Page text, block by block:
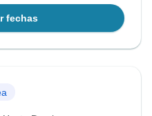
fechas